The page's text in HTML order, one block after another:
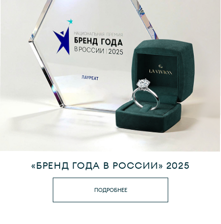
«БРЕНД ГОДА В РОССИИ» 2025
ПОДРОБНЕЕ